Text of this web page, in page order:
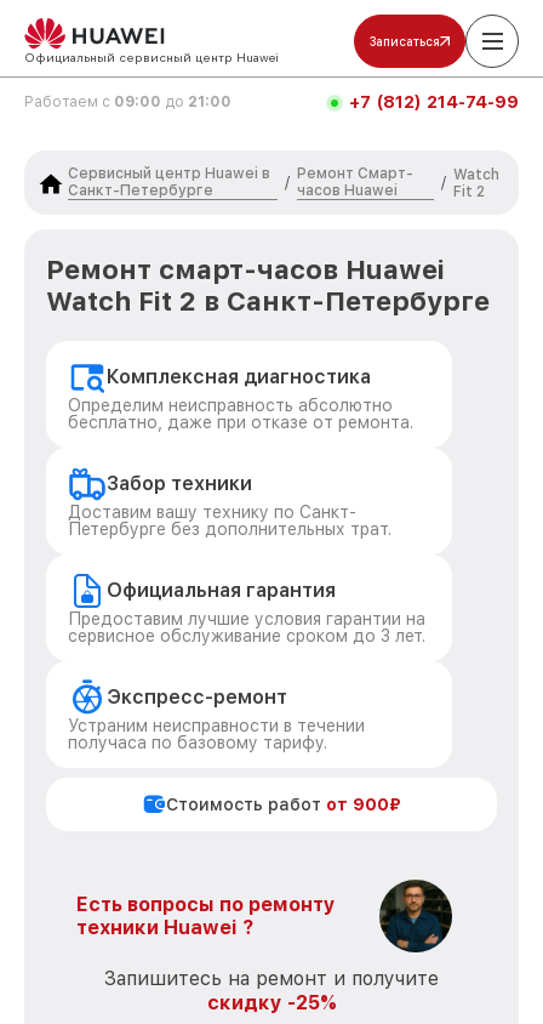
Официальный сервисный центр Huawei
Записаться
Работаем с 09:00 до 21:00 +7 (812) 214-74-99
Сервисный центр Huawei в
Санкт-Петербурге
/
Ремонт Смарт-
часов Huawei
/ Watch
Fit 2
Ремонт смарт-часов Huawei
Watch Fit 2 в Санкт-Петербурге
Комплексная диагностика
Определим неисправность абсолютно
бесплатно, даже при отказе от ремонта.
Забор техники
Доставим вашу технику по Санкт-
Петербурге без дополнительных трат.
Официальная гарантия
Предоставим лучшие условия гарантии на
сервисное обслуживание сроком до 3 лет.
Экспресс-ремонт
Устраним неисправности в течении
получаса по базовому тарифу.
Стоимость работ от 900₽
Есть вопросы по ремонту
техники Huawei ?
Запишитесь на ремонт и получите
скидку -25%